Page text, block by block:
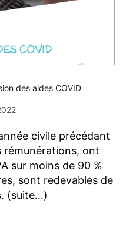
des aides COVID
civile précédant
rémunérations, ont
sur moins de 90 %
sont redevables de
(suite…)